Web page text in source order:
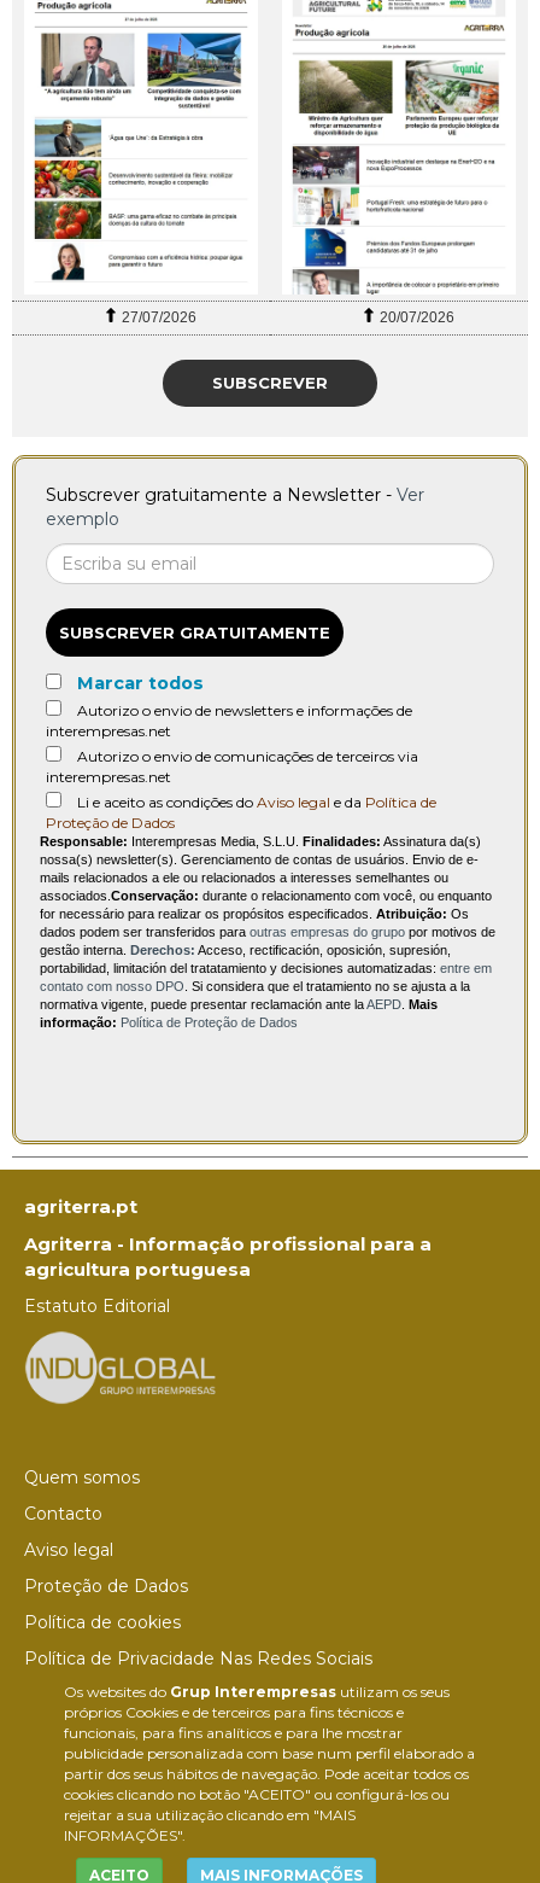
Os websites do Grup Interempresasutilizam os seus
próprios Cookies e de terceiros para fins técnicos e
funcionais, para fins analíticos e para lhe mostrar
publicidade personalizada com base num perfil elaborado a
partir dos seus hábitos de navegação. Pode aceitar todos os
cookies clicando no botão "ACEITO" ou configurá-los ou
rejeitar a sua utilização clicando em "MAIS
INFORMAÇÕES".
ACEITO MAIS INFORMAÇÕES
27/07/2026 20/07/2026
SUBSCREVER
Subscrever gratuitamente a Newsletter - Ver
exemplo
SUBSCREVER GRATUITAMENTE
Marcar todos
Autorizo o envio de newsletters e informações de
interempresas.net
Autorizo o envio de comunicações de terceiros via
interempresas.net
Li e aceito as condições do Aviso legal e da Política de
Proteção de Dados
Responsable: Interempresas Media, S.L.U. Finalidades: Assinatura da(s)
nossa(s) newsletter(s). Gerenciamento de contas de usuários. Envio de e-
mails relacionados a ele ou relacionados a interesses semelhantes ou
associados. Conservação: durante o relacionamento com você, ou enquanto
for necessário para realizar os propósitos especificados. Atribuição: Os
dados podem ser transferidos para outras empresas do grupo por motivos de
gestão interna. Derechos: Acceso, rectificación, oposición, supresión,
portabilidad, limitación del tratatamiento y decisiones automatizadas: entre em
contato com nosso DPO . Si considera que el tratamiento no se ajusta a la
normativa vigente, puede presentar reclamación ante laAEPD Mais
informação: Política de Proteção de Dados
agriterra.pt
Agriterra - Informação profissional para a
agricultura portuguesa
Estatuto Editorial
Quem somos
Contacto
Aviso legal
Proteção de Dados
Política de cookies
Política de Privacidade Nas Redes Sociais
Canal de denúncias
Colaborações editoriais